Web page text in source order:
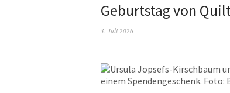
Geburtstag von
3. Juli 2026